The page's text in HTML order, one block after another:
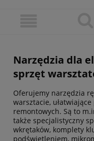
Narzędzia dla
sprzęt
Oferujemy narzędzia
warsztacie,
remontowych. Są to
także specjalistyczny
wkrętaków, komplety
podświetleniem,